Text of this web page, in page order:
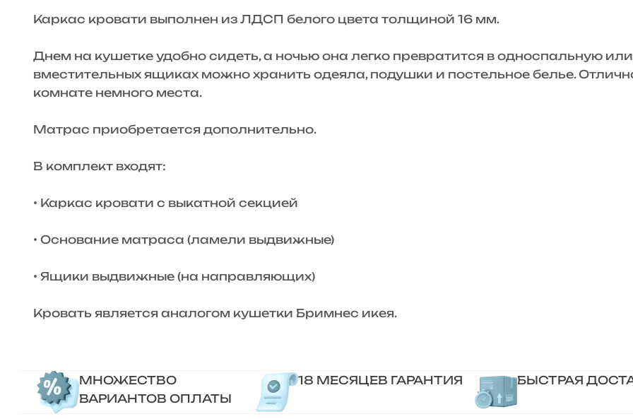
Каркас кровати выполнен из ЛДСП белого цвета толщиной 16 мм.
Днем на кушетке удобно сидеть, а ночью она легко превратится в односпальную
вместительных ящиках можно хранить одеяла, подушки и постельное белье.
комнате немного места.
Матрас приобретается дополнительно.
В комплект входят:
• Каркас кровати с выкатной секцией
• Основание матраса (ламели выдвижные)
• Ящики выдвижные (на направляющих)
Кровать является аналогом кушетки Бримнес икея.
МНОЖЕСТВО
ВАРИАНТОВ ОПЛАТЫ
18 МЕСЯЦЕВ ГАРАНТИЯ БЫСТРАЯ